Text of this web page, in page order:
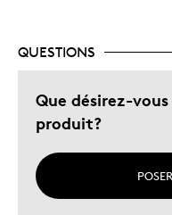
QUESTIONS
Que désirez-
produit?